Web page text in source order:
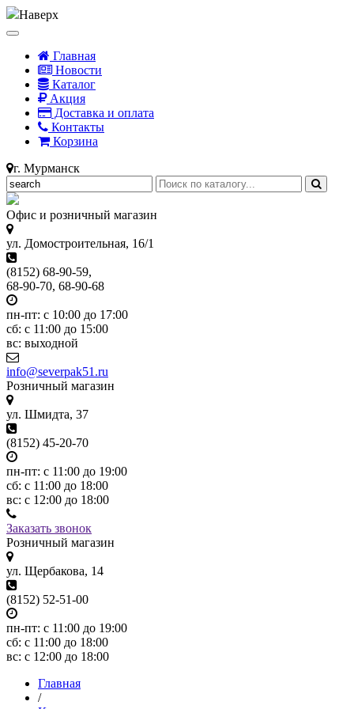
Наверх
Главная
Новости
Каталог
Акция
Доставка и оплата
Контакты
Корзина
г. Мурманск
Офис и розничный магазин
ул. Домостроительная, 16/1
(8152) 68-90-59,
68-90-70, 68-90-68
пн-пт: с 10:00 до 17:00
сб: с 11:00 до 15:00
вс: выходной
info@severpak51.ru
Розничный магазин
ул. Шмидта, 37
(8152) 45-20-70
пн-пт: с 11:00 до 19:00
сб: с 11:00 до 18:00
вс: с 12:00 до 18:00
Заказать звонок
Розничный магазин
ул. Щербакова, 14
(8152) 52-51-00
пн-пт: с 11:00 до 19:00
сб: с 11:00 до 18:00
вс: с 12:00 до 18:00
Главная
/